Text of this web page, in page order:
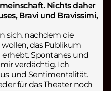
Nichts daher
Bravi und Bravissimi,
sich, nachdem die
das Publikum
Spontanes und
verdächtig. Ich
und Sentimentalität.
für das Theater noch